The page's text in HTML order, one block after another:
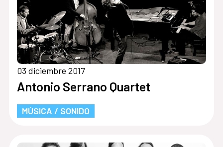
03 diciembre 2017
Antonio Serrano Quartet
MÚSICA / SONIDO